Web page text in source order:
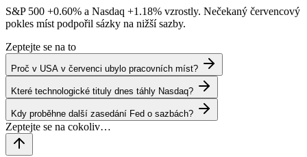
S&P 500 +0.60% a Nasdaq +1.18% vzrostly. Nečekaný červencový
pokles míst podpořil sázky na nižší sazby.
Zeptejte se na to
Proč v USA v červenci ubylo pracovních míst?
Které technologické tituly dnes táhly Nasdaq?
Kdy proběhne další zasedání Fed o sazbách?